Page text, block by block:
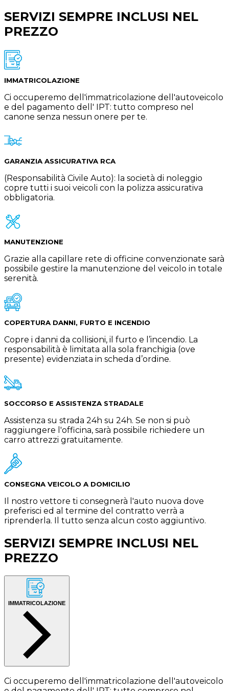
SERVIZI SEMPRE INCLUSI NEL
PREZZO
IMMATRICOLAZIONE
Ci occuperemo dell'immatricolazione dell'autoveicolo
e del pagamento dell' IPT: tutto compreso nel
canone senza nessun onere per te.
GARANZIA ASSICURATIVA RCA
(Responsabilità Civile Auto): la società di noleggio
copre tutti i suoi veicoli con la polizza assicurativa
obbligatoria.
MANUTENZIONE
Grazie alla capillare rete di officine convenzionate sarà
possibile gestire la manutenzione del veicolo in totale
serenità.
COPERTURA DANNI, FURTO E INCENDIO
Copre i danni da collisioni, il furto e l’incendio. La
responsabilità è limitata alla sola franchigia (ove
presente) evidenziata in scheda d’ordine.
SOCCORSO E ASSISTENZA STRADALE
Assistenza su strada 24h su 24h. Se non si può
raggiungere l'officina, sarà possibile richiedere un
carro attrezzi gratuitamente.
CONSEGNA VEICOLO A DOMICILIO
Il nostro vettore ti consegnerà l'auto nuova dove
preferisci ed al termine del contratto verrà a
riprenderla. Il tutto senza alcun costo aggiuntivo.
SERVIZI SEMPRE INCLUSI NEL
PREZZO
IMMATRICOLAZIONE
Ci occuperemo dell'immatricolazione dell'autoveicolo